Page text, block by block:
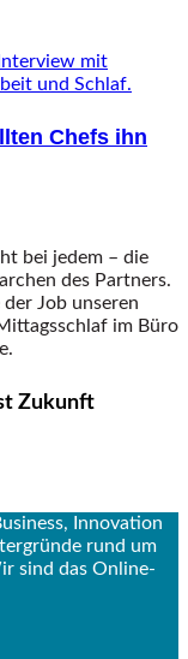
Chefs ihn
bei jedem – die
des Partners.
Job unseren
im Büro
Zukunft
Innovation
rund um
sind das Online-